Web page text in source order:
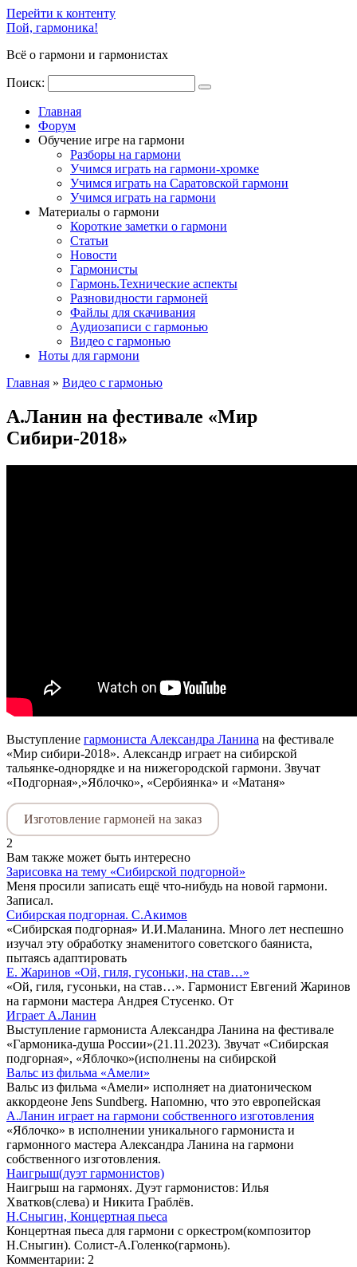
Перейти к контенту
Пой, гармоника!
Всё о гармони и гармонистах
Поиск:
Главная
Форум
Обучение игре на гармони
Разборы на гармони
Учимся играть на гармони-хромке
Учимся играть на Саратовской гармони
Учимся играть на гармони
Материалы о гармони
Короткие заметки о гармони
Cтатьи
Новости
Гармонисты
Гармонь.Технические аспекты
Разновидности гармоней
Файлы для скачивания
Аудиозаписи с гармонью
Видео с гармонью
Ноты для гармони
Главная » Видео с гармонью
А.Ланин на фестивале «Мир
Cибири-2018»
Выступление гармониста Александра Ланина на фестивале
«Мир сибири-2018». Александр играет на сибирской
тальянке-однорядке и на нижегородской гармони. Звучат
«Подгорная»,»Яблочко», «Сербиянка» и «Матаня»
Изготовление гармоней на заказ
2
Вам также может быть интересно
Зарисовка на тему «Сибирской подгорной»
Меня просили записать ещё что-нибудь на новой гармони.
Записал.
Сибирская подгорная. С.Акимов
«Сибирская подгорная» И.И.Маланина. Много лет неспешно
изучал эту обработку знаменитого советского баяниста,
пытаясь адаптировать
Е. Жаринов «Ой, гиля, гусоньки, на став…»
«Ой, гиля, гусоньки, на став…». Гармонист Евгений Жаринов
на гармони мастера Андрея Стусенко. От
Играет А.Ланин
Выступление гармониста Александра Ланина на фестивале
«Гармоника-душа России»(21.11.2023). Звучат «Сибирская
подгорная», «Яблочко»(исполнены на сибирской
Вальс из фильма «Амели»
Вальс из фильма «Амели» исполняет на диатоническом
аккордеоне Jens Sundberg. Напомню, что это европейская
А.Ланин играет на гармони собственного изготовления
«Яблочко» в исполнении уникального гармониста и
гармонного мастера Александра Ланина на гармони
собственного изготовления.
Наигрыш(дуэт гармонистов)
Наигрыш на гармонях. Дуэт гармонистов: Илья
Хватков(слева) и Никита Граблёв.
Н.Сныгин, Концертная пьеса
Концертная пьеса для гармони с оркестром(композитор
Н.Сныгин). Солист-А.Голенко(гармонь).
Комментарии: 2